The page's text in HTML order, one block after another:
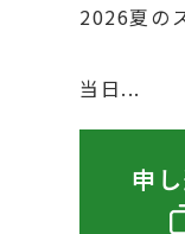
2026夏の
当日...
申